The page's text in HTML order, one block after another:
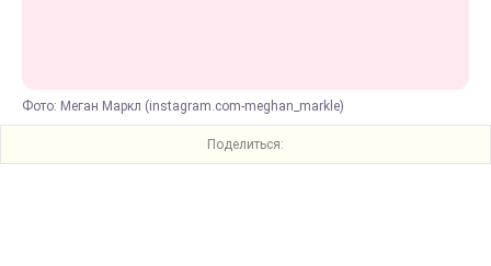
Фото: Меган Маркл (instagram.com-meghan_markle)
Поделиться: